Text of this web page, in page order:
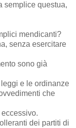
semplice questua,
mendicanti?
senza esercitare
sono già
e le ordinanze
che
dei partiti di